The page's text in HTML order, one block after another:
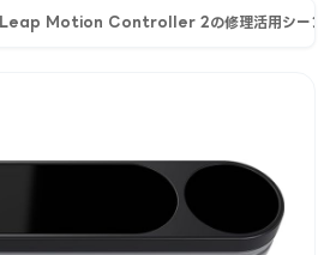
Leap Motion Controller 2の修理活用シーン